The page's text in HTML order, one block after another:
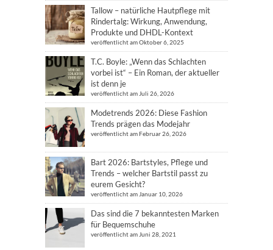
Tallow – natürliche Hautpflege mit
Rindertalg: Wirkung, Anwendung,
Produkte und DHDL-Kontext
veröffentlicht am Oktober 6, 2025
T.C. Boyle: „Wenn das Schlachten
vorbei ist“ – Ein Roman, der aktueller
ist denn je
veröffentlicht am Juli 26, 2026
Modetrends 2026: Diese Fashion
Trends prägen das Modejahr
veröffentlicht am Februar 26, 2026
Bart 2026: Bartstyles, Pflege und
Trends – welcher Bartstil passt zu
eurem Gesicht?
veröffentlicht am Januar 10, 2026
Das sind die 7 bekanntesten Marken
für Bequemschuhe
veröffentlicht am Juni 28, 2021